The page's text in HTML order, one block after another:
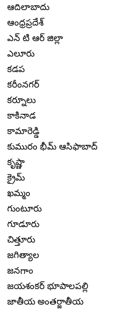
ఆదిలాబాదు
ఆంధ్రప్రదేశ్
ఎన్ టి ఆర్ జిల్లా
ఎలూరు
కడప
కరీంనగర్
కర్నూలు
కాకినాడ
కామారెడ్డి
కుమురం భీమ్ ఆసిఫాబాద్
కృష్ణా
క్రైమ్
ఖమ్మం
గుంటూరు
గూడూరు
చిత్తూరు
జగిత్యాల
జనగాం
జయశంకర్ భూపాలపల్లి
జాతీయ అంతర్జాతీయ